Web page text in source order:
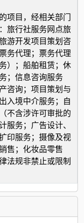
项目，经相关部门
旅行社服务网点旅
游开发项目策划咨
务代理；票务代理
）；船舶租赁；休
；信息咨询服务
咨询；项目策划与
入境中介服务；自
不含涉许可审批的
务；广告设计、
印服务；摄像及视
售；化妆品零售
法规非禁止或限制